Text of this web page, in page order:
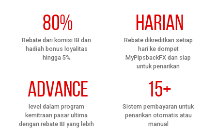
80%
Rebate dari komisi IB dan
hadiah bonus loyalitas
hingga 5%
Harian
Rebate dikreditkan setiap
hari ke dompet
MyPipsbackFX dan siap
untuk penarikan
Advance
level dalam program
kemitraan pasar ultima
dengan rebate IB yang lebih
15+
Sistem pembayaran untuk
penarikan otomatis atau
manual